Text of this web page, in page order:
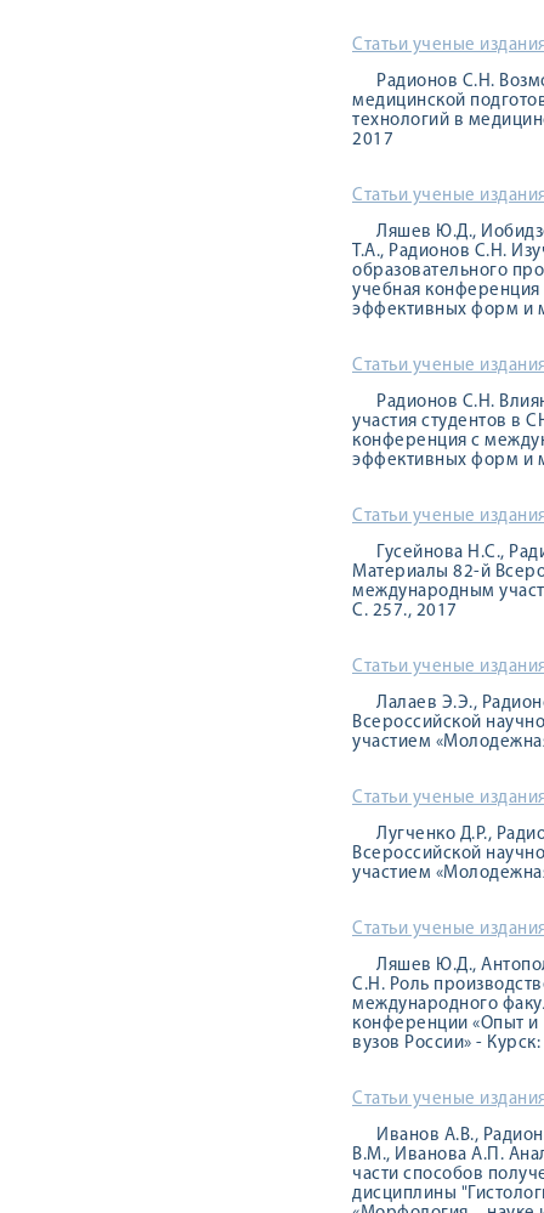
Статьи ученые
Радионов С.Н.
медицинской
технологий в
2017
Статьи ученые
Ляшев Ю.Д.,
Т.А., Радионов С.Н.
образовательного
учебная
эффективных форм и
Статьи ученые
Радионов С.Н.
участия студентов в
конференция с
эффективных форм и
Статьи ученые
Гусейнова Н.С.,
Материалы 82-й
международным
С. 257., 2017
Статьи ученые
Лалаев Э.Э.,
Всероссийской
участием
Статьи ученые
Лугченко Д.Р.,
Всероссийской
участием
Статьи ученые
Ляшев Ю.Д.,
С.Н. Роль
международного
конференции «Опыт и
вузов России» -
Статьи ученые
Иванов А.В.,
В.М., Иванова А.П.
части способов
дисциплины